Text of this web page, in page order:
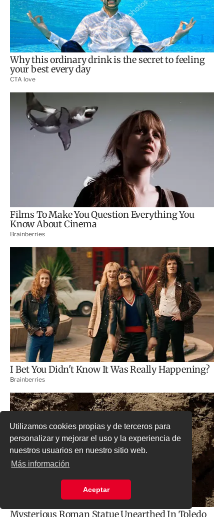
Utilizamos cookies propias y de terceros para
personalizar y mejorar el uso y la experiencia de
nuestros usuarios en nuestro sitio web.
Más información
Aceptar